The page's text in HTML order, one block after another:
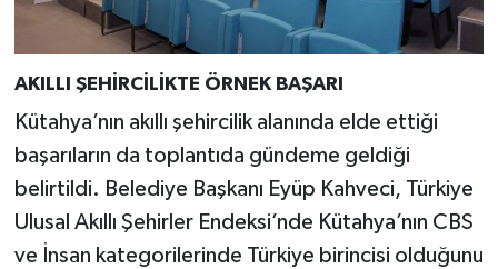
AKILLI ŞEHİRCİLİKTE ÖRNEK BAŞARI
Kütahya’nın akıllı şehircilik alanında elde ettiği
başarıların da toplantıda gündeme geldiği
belirtildi. Belediye Başkanı Eyüp Kahveci, Türkiye
Ulusal Akıllı Şehirler Endeksi’nde Kütahya’nın CBS
ve İnsan kategorilerinde Türkiye birincisi olduğunu